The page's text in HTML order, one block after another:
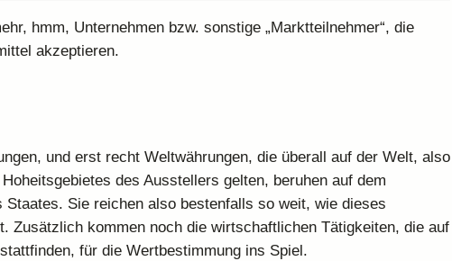
hmm, Unternehmen bzw. sonstige „Marktteilnehmer“, die
akzeptieren.
und erst recht Weltwährungen, die überall auf der Welt, also
des Ausstellers gelten, beruhen auf dem
Staates. Sie reichen also bestenfalls so weit, wie dieses
Zusätzlich kommen noch die wirtschaftlichen Tätigkeiten, die auf
für die Wertbestimmung ins Spiel.